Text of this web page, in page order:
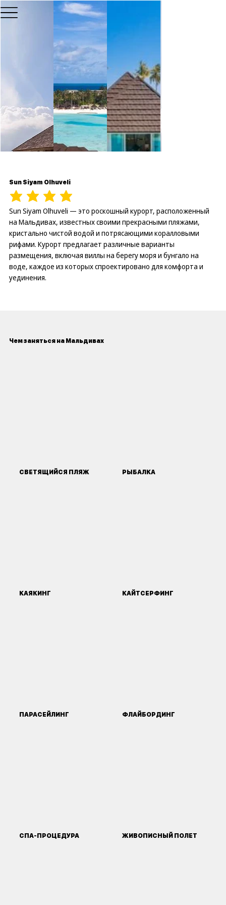
Sun Siyam Olhuveli
Sun Siyam Olhuveli — это роскошный курорт, расположенный
на Мальдивах, известных своими прекрасными пляжами,
кристально чистой водой и потрясающими коралловыми
рифами. Курорт предлагает различные варианты
размещения, включая виллы на берегу моря и бунгало на
воде, каждое из которых спроектировано для комфорта и
уединения.
Чем заняться на Мальдивах
СВЕТЯЩИЙСЯ ПЛЯЖ РЫБАЛКА
КАЯКИНГ КАЙТСЕРФИНГ
ПАРАСЕЙЛИНГ ФЛАЙБОРДИНГ
СПА-ПРОЦЕДУРА ЖИВОПИСНЫЙ ПОЛЕТ